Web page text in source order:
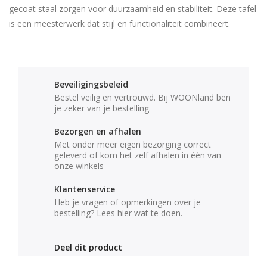
gecoat staal zorgen voor duurzaamheid en stabiliteit. Deze tafel
is een meesterwerk dat stijl en functionaliteit combineert.
Beveiligingsbeleid
Bestel veilig en vertrouwd. Bij WOONland ben
je zeker van je bestelling.
Bezorgen en afhalen
Met onder meer eigen bezorging correct
geleverd of kom het zelf afhalen in één van
onze winkels
Klantenservice
Heb je vragen of opmerkingen over je
bestelling? Lees hier wat te doen.
Deel dit product